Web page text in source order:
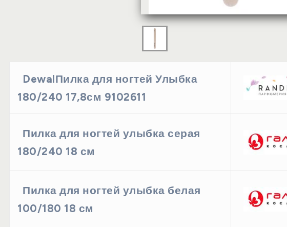
DewalПилка для ногтей Улыбка
180/240 17,8см 9102611
Пилка для ногтей улыбка серая
180/240 18 см
Пилка для ногтей улыбка белая
100/180 18 см